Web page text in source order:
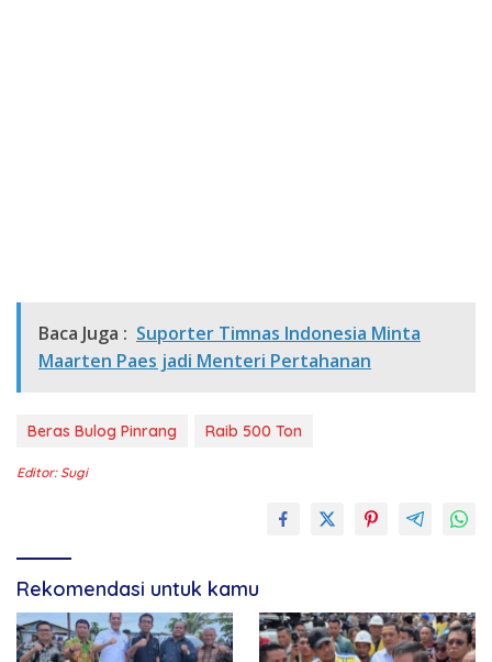
Baca Juga : Suporter Timnas Indonesia Minta
Maarten Paes jadi Menteri Pertahanan
Beras Bulog Pinrang Raib 500 Ton
Editor: Sugi
Rekomendasi untuk kamu